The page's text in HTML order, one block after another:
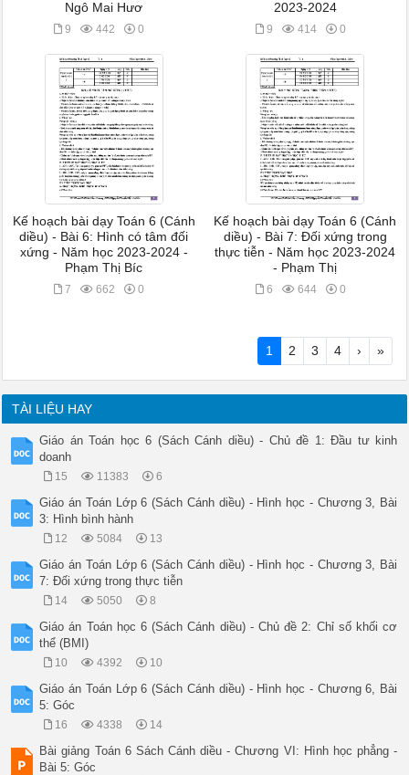
Ngô Mai Hươ
9 442 0
2023-2024
9 414 0
Kế hoạch bài dạy Toán 6 (Cánh
diều) - Bài 6: Hình có tâm đối
xứng - Năm học 2023-2024 -
Phạm Thị Bíc
7 662 0
Kế hoạch bài dạy Toán 6 (Cánh
diều) - Bài 7: Đối xứng trong
thực tiễn - Năm học 2023-2024
- Phạm Thị
6 644 0
1 2 3 4 › »
TÀI LIỆU HAY
Giáo án Toán học 6 (Sách Cánh diều) - Chủ đề 1: Đầu tư kinh
doanh
15 11383 6
Giáo án Toán Lớp 6 (Sách Cánh diều) - Hình học - Chương 3, Bài
3: Hình bình hành
12 5084 13
Giáo án Toán Lớp 6 (Sách Cánh diều) - Hình học - Chương 3, Bài
7: Đối xứng trong thực tiễn
14 5050 8
Giáo án Toán học 6 (Sách Cánh diều) - Chủ đề 2: Chỉ số khối cơ
thể (BMI)
10 4392 10
Giáo án Toán Lớp 6 (Sách Cánh diều) - Hình học - Chương 6, Bài
5: Góc
16 4338 14
Bài giảng Toán 6 Sách Cánh diều - Chương VI: Hình học phẳng -
Bài 5: Góc